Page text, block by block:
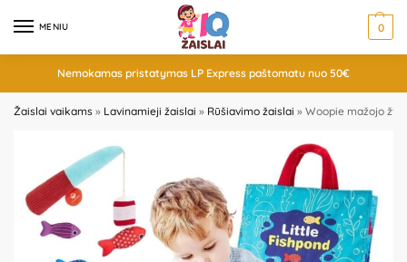
MENIU 0
Nemokamas pristatymas LP Express paštomatu nuo 50€
Žaislai vaikams » Lavinamieji žaislai » Rūšiavimo žaislai » Woopie mažojo